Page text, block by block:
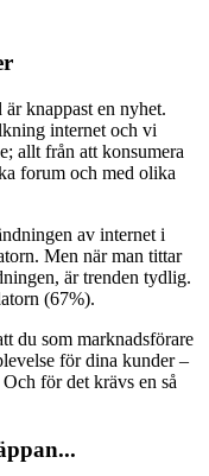
knappast en nyhet.
internet och vi
allt från att konsumera
forum och med olika
av internet i
Men när man tittar
är trenden tydlig.
(67%).
du som marknadsförare
för dina kunder –
för det krävs en så